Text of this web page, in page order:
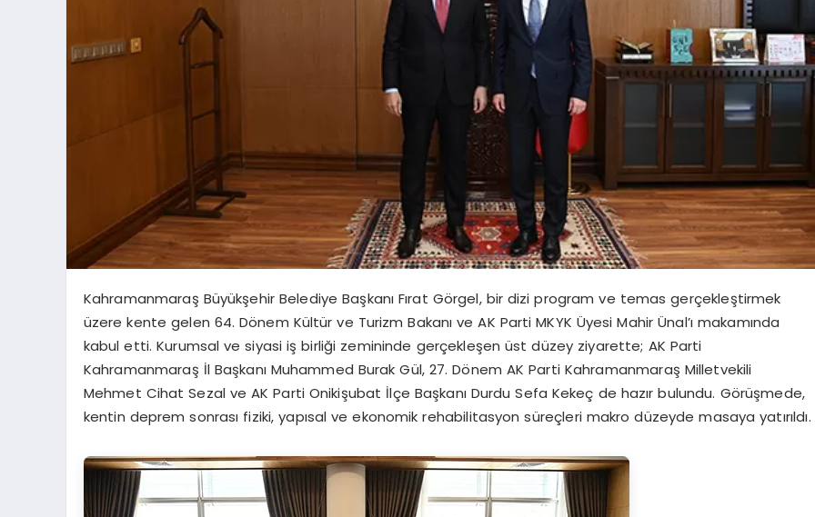
Kahramanmaraş Büyükşehir Belediye Başkanı Fırat Görgel, bir dizi program ve temas gerçekleştirmek
üzere kente gelen 64. Dönem Kültür ve Turizm Bakanı ve AK Parti MKYK Üyesi Mahir Ünal’ı makamında
kabul etti. Kurumsal ve siyasi iş birliği zemininde gerçekleşen üst düzey ziyarette; AK Parti
Kahramanmaraş İl Başkanı Muhammed Burak Gül, 27. Dönem AK Parti Kahramanmaraş Milletvekili
Mehmet Cihat Sezal ve AK Parti Onikişubat İlçe Başkanı Durdu Sefa Kekeç de hazır bulundu. Görüşmede,
kentin deprem sonrası fiziki, yapısal ve ekonomik rehabilitasyon süreçleri makro düzeyde masaya yatırıldı.